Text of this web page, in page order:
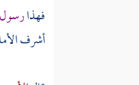
فهذارسول
أشرف